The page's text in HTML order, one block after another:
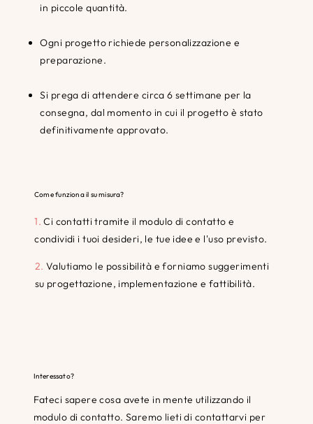
Interessato?
Fateci sapere cosa avete in mente utilizzando il
modulo di contatto. Saremo lieti di contattarvi per
Come funziona il su misura?
1. Ci contatti tramite il modulo di contatto e
condividi i tuoi desideri, le tue idee e l'uso previsto.
2. Valutiamo le possibilità e forniamo suggerimenti
su progettazione, implementazione e fattibilità.
in piccole quantità.
Ogni progetto richiede personalizzazione e
preparazione.
Si prega di attendere circa 6 settimane per la
consegna, dal momento in cui il progetto è stato
definitivamente approvato.